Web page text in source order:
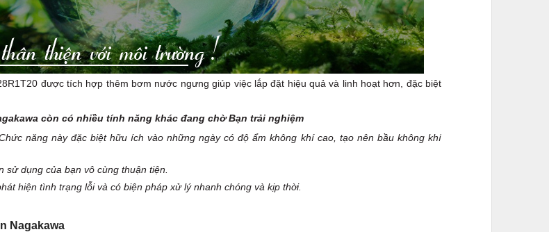
được tích hợp thêm bơm nước ngưng giúp việc lắp đặt hiệu quả và linh hoạt hơn, đặc biệt
còn có nhiều tính năng khác đang chờ Bạn trải nghiệm
năng này đặc biệt hữu ích vào những ngày có độ ẩm không khí cao, tạo nên bầu không khí
sử dụng của bạn vô cùng thuận tiện.
hiện tình trạng lỗi và có biện pháp xử lý nhanh chóng và kịp thời.
Nagakawa